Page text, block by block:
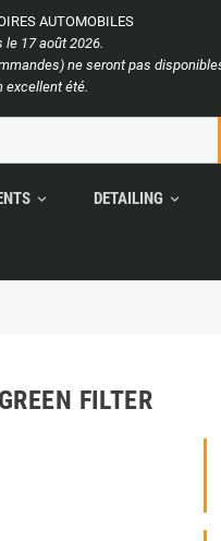
AUTOMOBILES
le 17 août 2026.
ne seront pas
excellent été.
expand_more DETAILING expand_more
FILTER